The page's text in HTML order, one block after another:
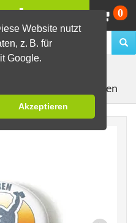
Website nutzt
z. B. für
Google.
Akzeptieren
0
Frieden
zu Pflugscharen